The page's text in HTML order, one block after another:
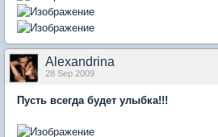
Alexandrina
28 Sep 2009
Пусть всегда будет улыбка!!!